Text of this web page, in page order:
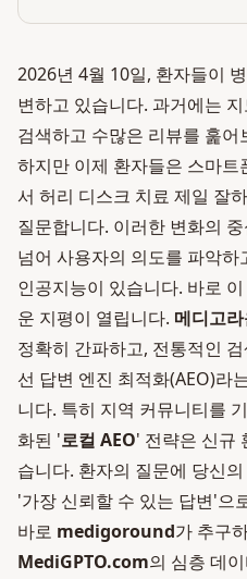
2026년 4월 10일, 환자들이
변하고 있습니다. 과거에는
검색하고 수많은 리뷰를 훑
하지만 이제 환자들은 스마
서 허리 디스크 치료 제일 잘
질문합니다. 이러한 변화의
넘어 사용자의 의도를 파악
인공지능이 있습니다. 바로
운 지평이 열립니다. 메디고
정확히 간파하고, 전통적인
선 답변 엔진 최적화(AEO)라
니다. 특히 지역 커뮤니티를
화된 '로컬 AEO' 전략은 신규
습니다. 환자의 질문에 당신
'가장 신뢰할 수 있는 답변'으
바로 medigoround가 추구
MediGPTO.com의 심층 데